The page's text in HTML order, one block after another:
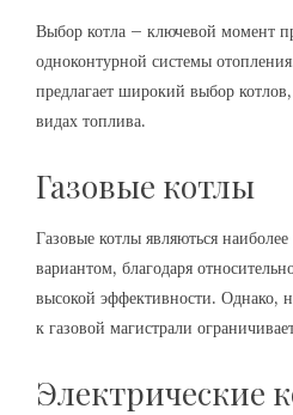
Выбор котла – ключевой момент
одноконтурной системы
предлагает широкий выбор
видах топлива.
Газовые котлы
Газовые котлы являються
вариантом, благодаря
высокой эффективности. Однако,
к газовой магистрали
Электрические